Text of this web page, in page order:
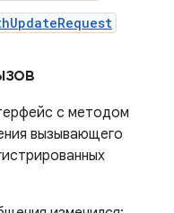
с методом
вызывающего